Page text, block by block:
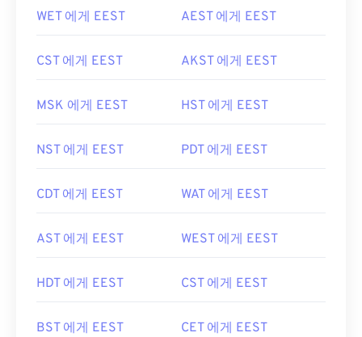
WET 에게 EEST AEST 에게 EEST
CST 에게 EEST AKST 에게 EEST
MSK 에게 EEST HST 에게 EEST
NST 에게 EEST PDT 에게 EEST
CDT 에게 EEST WAT 에게 EEST
AST 에게 EEST WEST 에게 EEST
HDT 에게 EEST CST 에게 EEST
BST 에게 EEST CET 에게 EEST